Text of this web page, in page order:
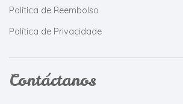
Política de Reembolso
Política de Privacidade
Contáctanos